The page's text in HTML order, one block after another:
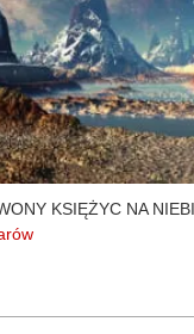
KSIĘŻYC NA